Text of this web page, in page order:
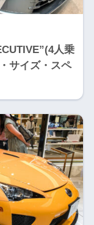
人乗
サイズ・スペ